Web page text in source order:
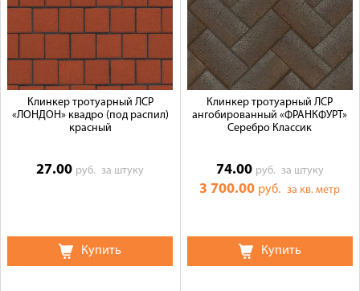
Клинкер тротуарный ЛСР
«ЛОНДОН» квадро (под распил)
красный
27.00 руб.за штуку
Купить
Клинкер тротуарный ЛСР
ангобированный «ФРАНКФУРТ»
Серебро Классик
74.00 руб. за штуку
3 700.00 руб.за кв. метр
Купить